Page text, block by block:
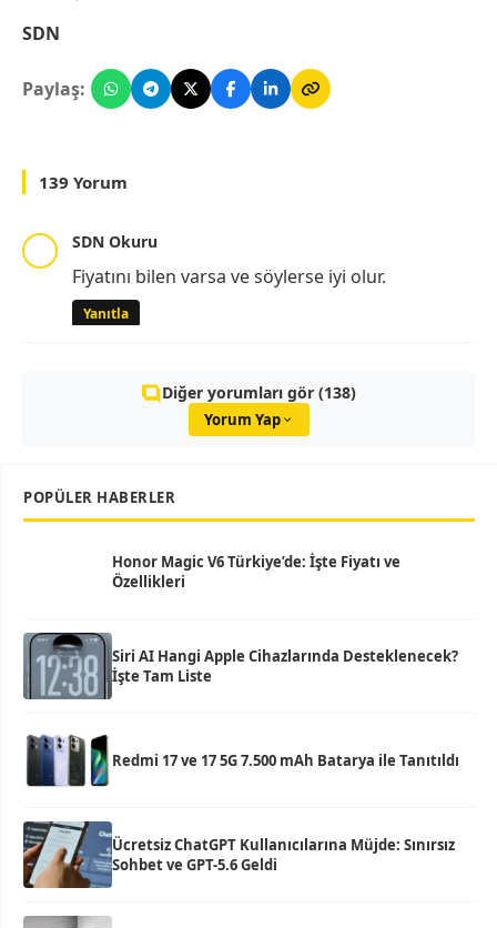
SDN
Paylaş:
139 Yorum
SDN Okuru
Fiyatını bilen varsa ve söylerse iyi olur.
Yanıtla
Diğer yorumları gör (138)
Yorum Yap
POPÜLER HABERLER
Honor Magic V6 Türkiye’de: İşte Fiyatı ve
Özellikleri
Siri AI Hangi Apple Cihazlarında Desteklenecek?
İşte Tam Liste
Redmi 17 ve 17 5G 7.500 mAh Batarya ile Tanıtıldı
Ücretsiz ChatGPT Kullanıcılarına Müjde: Sınırsız
Sohbet ve GPT-5.6 Geldi